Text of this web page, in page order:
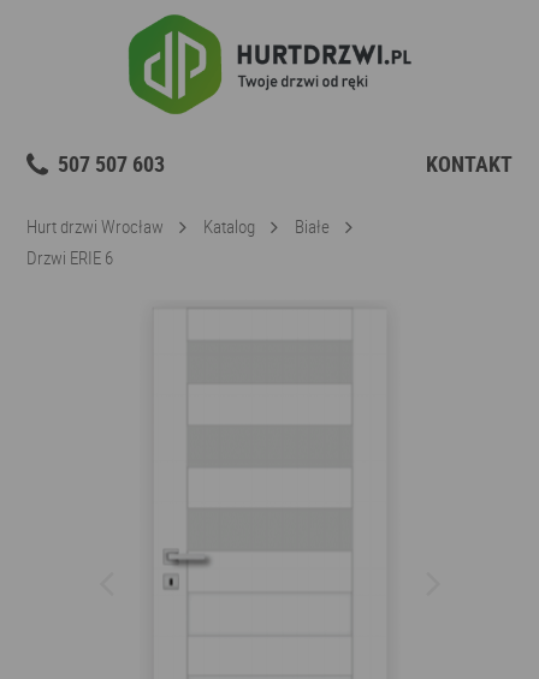
507 507 603 KONTAKT
Hurt drzwi Wrocław Katalog
Białe
Drzwi ERIE 6